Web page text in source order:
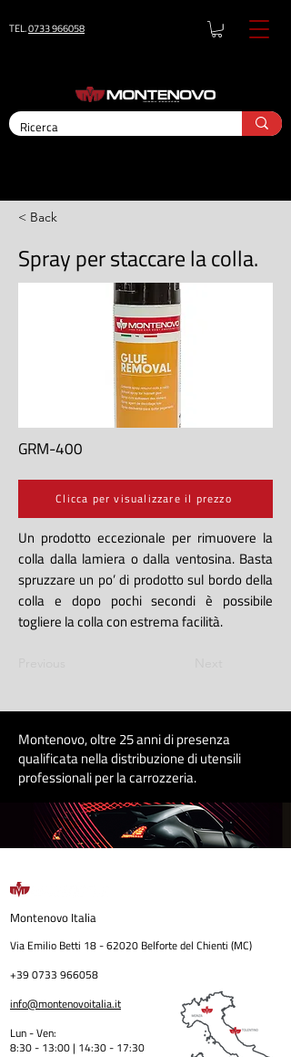
TEL.0733 966058
< Back
Spray per staccare la colla.
GRM-400
Clicca per visualizzare il prezzo
Un prodotto eccezionale per rimuovere la
colla dalla lamiera o dalla ventosina. Basta
spruzzare un po’ di prodotto sul bordo della
colla e dopo pochi secondi è possibile
togliere la colla con estrema facilità.
Montenovo, oltre 25 anni di presenza
qualificata nella distribuzione di utensili
professionali per la carrozzeria.
Montenovo Italia
Via Emilio Betti 18 - 62020 Belforte del Chienti (MC)
+39 0733 966058
info@montenovoitalia.it
Lun - Ven:
8:30 - 13:00 | 14:30 - 17:30